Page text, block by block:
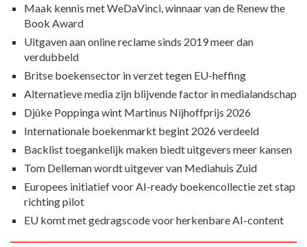
Maak kennis met WeDaVinci, winnaar van de Renew the
Book Award
Uitgaven aan online reclame sinds 2019 meer dan
verdubbeld
Britse boekensector in verzet tegen EU-heffing
Alternatieve media zijn blijvende factor in medialandschap
Djûke Poppinga wint Martinus Nijhoffprijs 2026
Internationale boekenmarkt begint 2026 verdeeld
Backlist toegankelijk maken biedt uitgevers meer kansen
Tom Delleman wordt uitgever van Mediahuis Zuid
Europees initiatief voor AI-ready boekencollectie zet stap
richting pilot
EU komt met gedragscode voor herkenbare AI-content